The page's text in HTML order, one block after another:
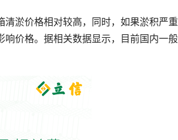
淤价格相对较高，同时，如果淤积严
价格。据相关数据显示，目前国内一